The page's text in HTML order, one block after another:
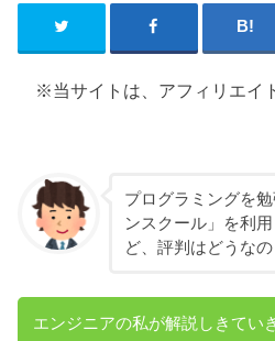
※当サイトは、アフィリエイ
プログラミングを
ンスクール」を利
ど、評判はどうなの
エンジニアの私が解説しきてい